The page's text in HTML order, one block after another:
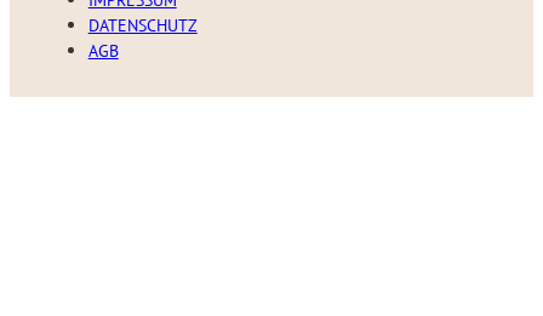
DATENSCHUTZ
AGB